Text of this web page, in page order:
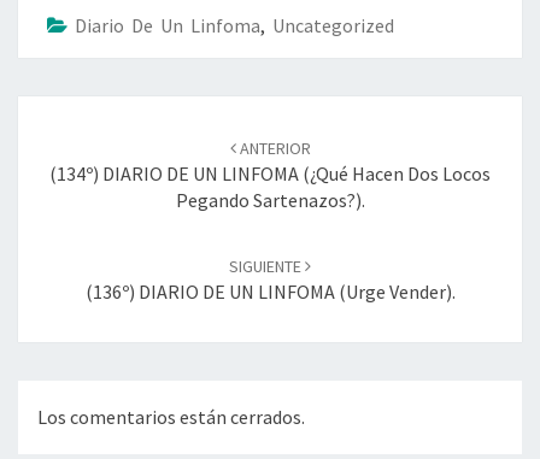
Diario De Un Linfoma, Uncategorized
entradas
ANTERIOR
(134º) DIARIO DE UN LINFOMA (¿Qué Hacen Dos Locos
Pegando Sartenazos?).
SIGUIENTE
(136º) DIARIO DE UN LINFOMA (Urge Vender).
Los comentarios están cerrados.